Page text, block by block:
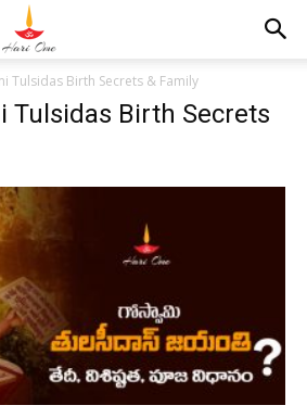
Tulsidas Birth Secrets & Family
Tulsidas Birth Secrets